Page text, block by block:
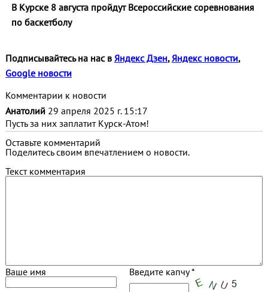
В Курске 8 августа пройдут Всероссийские соревнования
по баскетболу
Подписывайтесь на нас в Яндекс Дзен, Яндекс новости,
Google новости
Комментарии к новости
Анатолий 29 апреля 2025 г. 15:17
Пусть за них заплатит Курск-Атом!
Оставьте комментарий
Поделитесь своим впечатлением о новости.
Текст комментария
Ваше имя Введите капчу *